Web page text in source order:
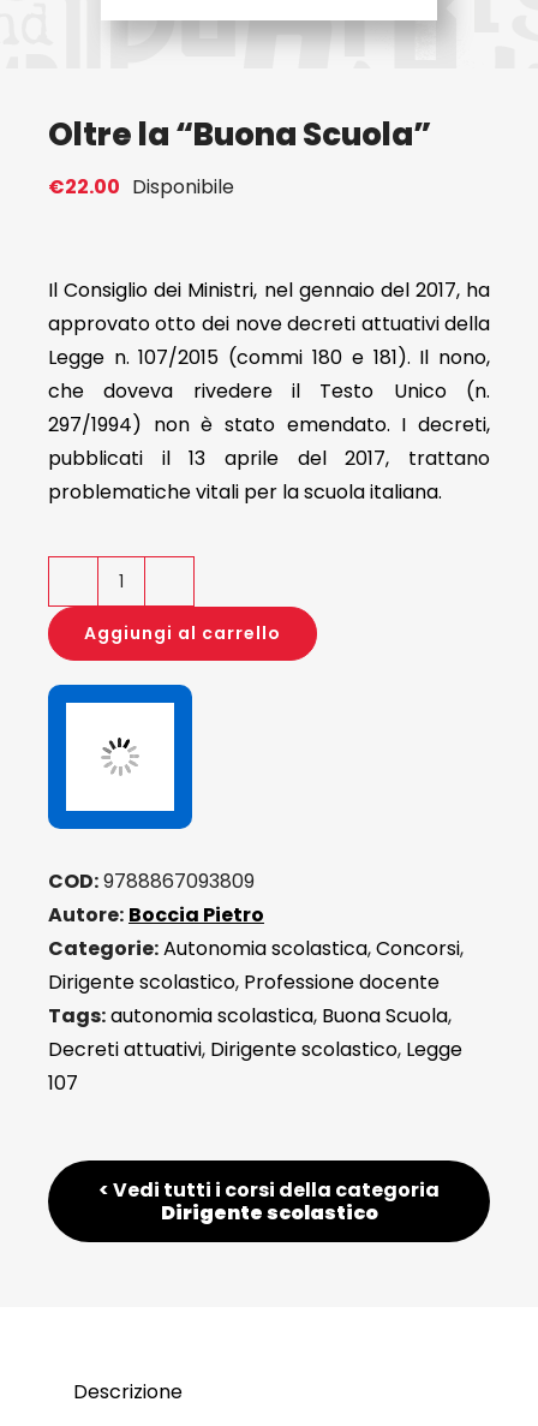
Oltre la “Buona Scuola”
€22.00 Disponibile
Il Consiglio dei Ministri, nel gennaio del 2017, ha
approvato otto dei nove decreti attuativi della
Legge n. 107/2015 (commi 180 e 181). Il nono,
che doveva rivedere il Testo Unico (n.
297/1994) non è stato emendato. I decreti,
pubblicati il 13 aprile del 2017, trattano
problematiche vitali per la scuola italiana.
Oltre
la
"Buona
Scuola"
quantità
Aggiungi al carrello
COD:9788867093809
Autore: Boccia Pietro
Categorie:Autonomia scolastica,Concorsi,
Dirigente scolastico, Professione docente
Tags:autonomia scolastica, Buona Scuola,
Decreti attuativi, Dirigente scolastico, Legge
107
< Vedi tutti i corsi della categoria
Dirigente scolastico
Descrizione